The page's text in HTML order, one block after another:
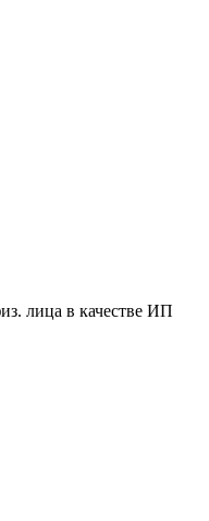
лица в качестве ИП